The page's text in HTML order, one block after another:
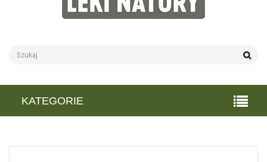
KATEGORIE